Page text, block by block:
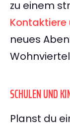
zu einem
Kontaktiere
neues
SCHULEN UND
Planst du